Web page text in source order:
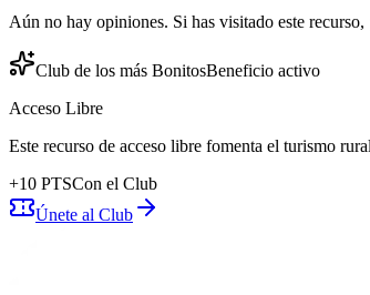
Aún no hay opiniones. Si has visitado este
Club de los más BonitosBeneficio activo
Acceso Libre
Este recurso de acceso libre fomenta el turismo
+10 PTSCon el Club
Únete al Club